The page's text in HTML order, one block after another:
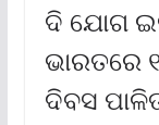
ଦି ଯୋଗ
ଭାରତରେ
ଦିବସ